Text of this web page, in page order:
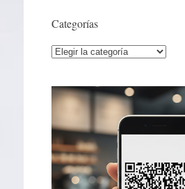
Categorías
Categorías